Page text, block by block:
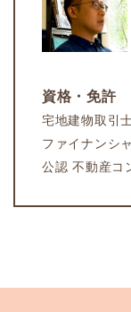
資格・免許
宅地建物取引
ファイナンシ
公認 不動産コ